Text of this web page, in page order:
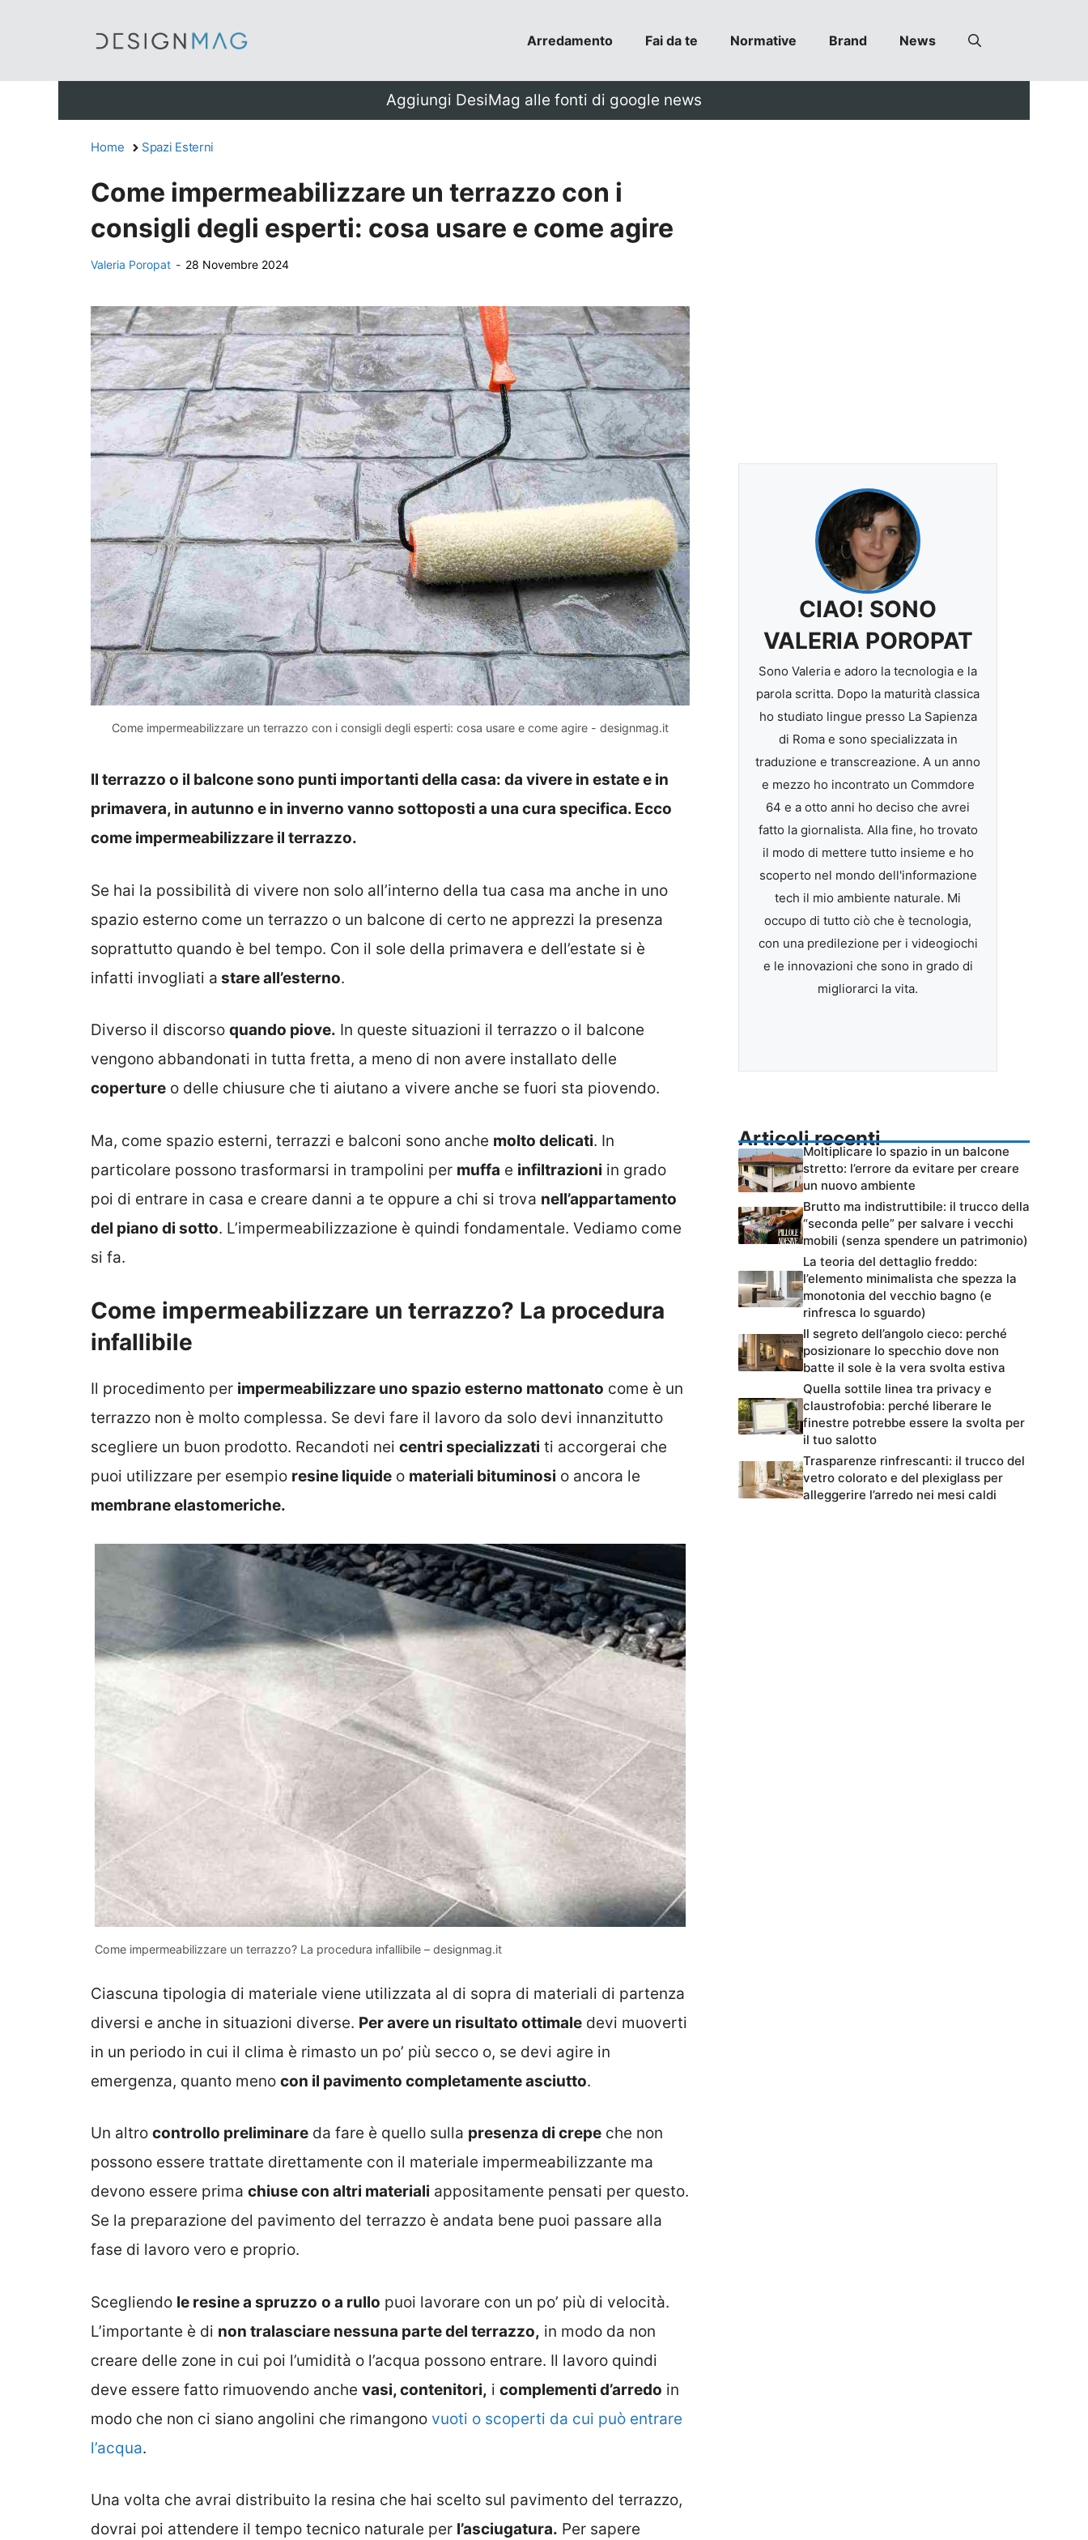
Arredamento Fai da te Normative Brand News
Aggiungi DesiMag alle fonti di google news
Home Spazi Esterni
Come impermeabilizzare un terrazzo con i
consigli degli esperti: cosa usare e come agire
Valeria Poropat - 28 Novembre 2024
Come impermeabilizzare un terrazzo con i consigli degli esperti: cosa usare e come agire - designmag.it
Il terrazzo o il balcone sono punti importanti della casa: da vivere in estate e in
primavera, in autunno e in inverno vanno sottoposti a una cura specifica. Ecco
come impermeabilizzare il terrazzo.
Se hai la possibilità di vivere non solo all’interno della tua casa ma anche in uno
spazio esterno come un terrazzo o un balcone di certo ne apprezzi la presenza
soprattutto quando è bel tempo. Con il sole della primavera e dell’estate si è
infatti invogliati a stare all’esterno.
Diverso il discorso quando piove. In queste situazioni il terrazzo o il balcone
vengono abbandonati in tutta fretta, a meno di non avere installato delle
coperture o delle chiusure che ti aiutano a vivere anche se fuori sta piovendo.
Ma, come spazio esterni, terrazzi e balconi sono anche molto delicati. In
particolare possono trasformarsi in trampolini per muffa e infiltrazioni in grado
poi di entrare in casa e creare danni a te oppure a chi si trova nell’appartamento
del piano di sotto. L’impermeabilizzazione è quindi fondamentale. Vediamo come
si fa.
Come impermeabilizzare un terrazzo? La procedura
infallibile
Il procedimento per impermeabilizzare uno spazio esterno mattonato come è un
terrazzo non è molto complessa. Se devi fare il lavoro da solo devi innanzitutto
scegliere un buon prodotto. Recandoti nei centri specializzati ti accorgerai che
puoi utilizzare per esempio resine liquide o materiali bituminosi o ancora le
membrane elastomeriche.
Come impermeabilizzare un terrazzo? La procedura infallibile – designmag.it
Ciascuna tipologia di materiale viene utilizzata al di sopra di materiali di partenza
diversi e anche in situazioni diverse. Per avere un risultato ottimale devi muoverti
in un periodo in cui il clima è rimasto un po’ più secco o, se devi agire in
emergenza, quanto meno con il pavimento completamente asciutto.
Un altro controllo preliminare da fare è quello sulla presenza di crepe che non
possono essere trattate direttamente con il materiale impermeabilizzante ma
devono essere prima chiuse con altri materiali appositamente pensati per questo.
Se la preparazione del pavimento del terrazzo è andata bene puoi passare alla
fase di lavoro vero e proprio.
Scegliendo le resine a spruzzo o a rullo puoi lavorare con un po’ più di velocità.
L’importante è di non tralasciare nessuna parte del terrazzo, in modo da non
creare delle zone in cui poi l’umidità o l’acqua possono entrare. Il lavoro quindi
deve essere fatto rimuovendo anche vasi, contenitori, i complementi d’arredo in
modo che non ci siano angolini che rimangono vuoti o scoperti da cui può entrare
l’acqua.
Una volta che avrai distribuito la resina che hai scelto sul pavimento del terrazzo,
dovrai poi attendere il tempo tecnico naturale per l’asciugatura. Per sapere
CIAO! SONO
VALERIA POROPAT
Sono Valeria e adoro la tecnologia e la
parola scritta. Dopo la maturità classica
ho studiato lingue presso La Sapienza
di Roma e sono specializzata in
traduzione e transcreazione. A un anno
e mezzo ho incontrato un Commdore
64 e a otto anni ho deciso che avrei
fatto la giornalista. Alla fine, ho trovato
il modo di mettere tutto insieme e ho
scoperto nel mondo dell'informazione
tech il mio ambiente naturale. Mi
occupo di tutto ciò che è tecnologia,
con una predilezione per i videogiochi
e le innovazioni che sono in grado di
migliorarci la vita.
Articoli recenti
Moltiplicare lo spazio in un balcone
stretto: l’errore da evitare per creare
un nuovo ambiente
Brutto ma indistruttibile: il trucco della
“seconda pelle” per salvare i vecchi
mobili (senza spendere un patrimonio)
La teoria del dettaglio freddo:
l’elemento minimalista che spezza la
monotonia del vecchio bagno (e
rinfresca lo sguardo)
Il segreto dell’angolo cieco: perché
posizionare lo specchio dove non
batte il sole è la vera svolta estiva
Quella sottile linea tra privacy e
claustrofobia: perché liberare le
finestre potrebbe essere la svolta per
il tuo salotto
Trasparenze rinfrescanti: il trucco del
vetro colorato e del plexiglass per
alleggerire l’arredo nei mesi caldi